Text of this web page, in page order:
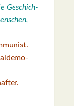
Geschich­